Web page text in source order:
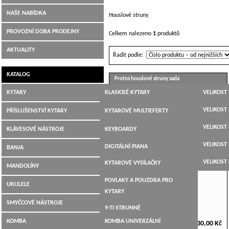
Houslové struny
Celkem nalezeno 1 produktů
Řadit podle:
Protos houslové struny sada
430,00 Kč
NAŠE NABÍDKA
PROVOZNÍ DOBA PRODEJNY
AKTUALITY
KATALOG
KYTARY KLASICKÉ KYTARY
JUMBO,
12-TI STRUNNÉ
9-TI STRUNNÉ
PŘÍSLUŠENSTVÍ KYTARY KYTAROVÉ MULTIEFEKTY
LADIČKY
KYTAROVÉ KABELY
KYTAROVÉ VYSÍLAČKY
POVLAKY A POUZDRA PRO
KYTARY
KLÁVESOVÉ NÁSTROJE KEYBOARDY
DIGITÁLNÍ PIANA
BANJA
MANDOLÍNY
UKULELE
SMYČCOVÉ NÁSTROJE
KOMBA KOMBA UNIVERZÁLNÍ